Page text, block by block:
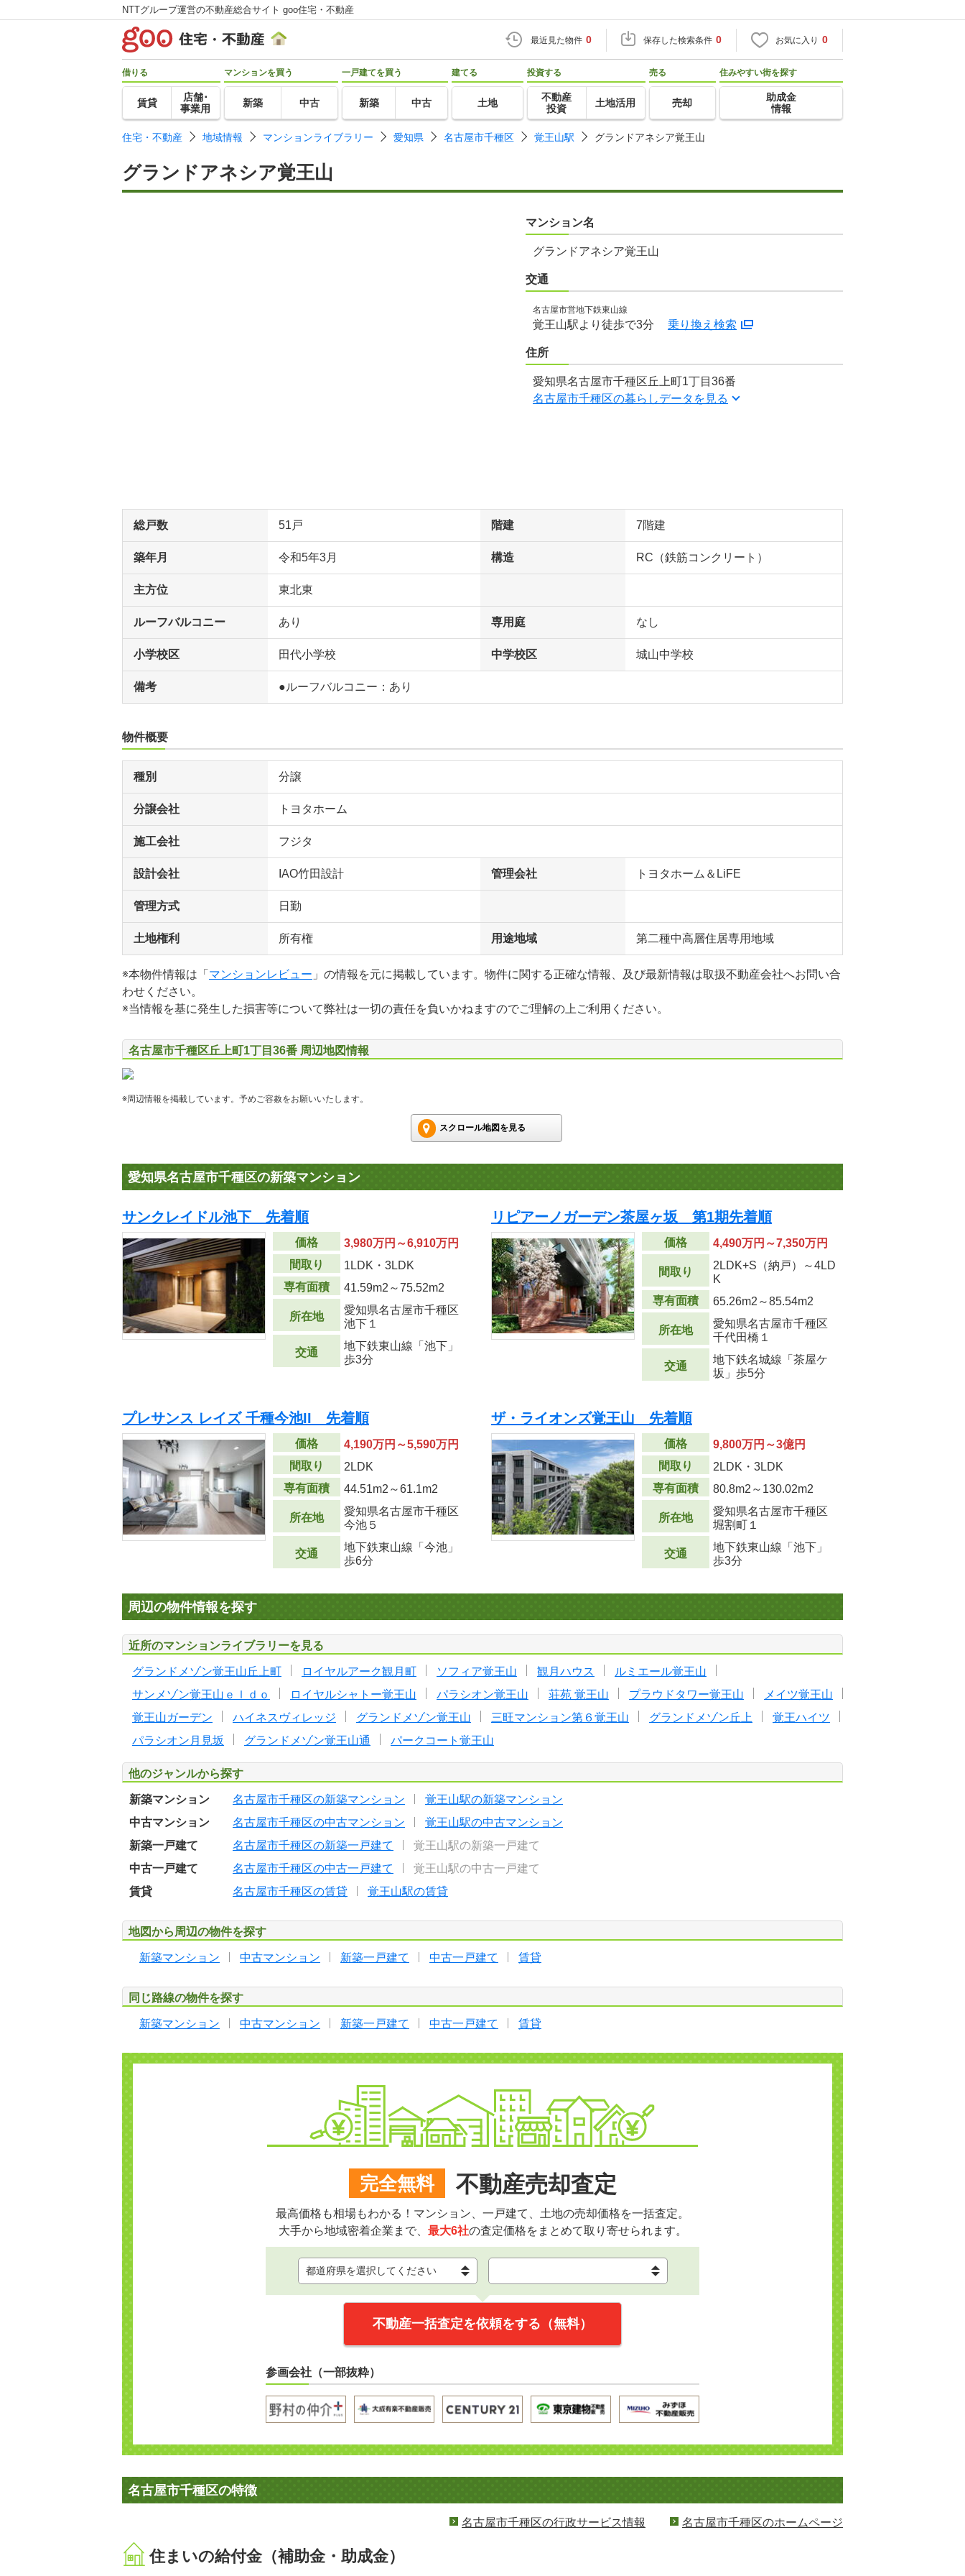
NTTグループ運営の不動産総合サイト goo住宅・不動産
最近見た物件 0 保存した検索条件 0 お気に入り 0
借りる
賃貸
店舗･
事業用
マンションを買う
新築 中古
一戸建てを買う
新築 中古
建てる
土地
投資する
不動産
投資
土地活用
売る
売却
住みやすい街を探す
助成金
情報
住宅・不動産 地域情報 マンションライブラリー 愛知県 名古屋市千種区 覚王山駅 グランドアネシア覚王山
グランドアネシア覚王山
マンション名
グランドアネシア覚王山
交通
名古屋市営地下鉄東山線
覚王山駅より徒歩で3分 乗り換え検索
住所
愛知県名古屋市千種区丘上町1丁目36番
名古屋市千種区の暮らしデータを見る
総戸数 51戸 階建 7階建
築年月 令和5年3月 構造 RC（鉄筋コンクリート）
主方位 東北東
ルーフバルコニー あり 専用庭 なし
小学校区 田代小学校 中学校区 城山中学校
備考 ●ルーフバルコニー：あり
物件概要
種別 分譲
分譲会社 トヨタホーム
施工会社 フジタ
設計会社 IAO竹田設計 管理会社 トヨタホーム＆LiFE
管理方式 日勤
土地権利 所有権 用途地域 第二種中高層住居専用地域
※本物件情報は「 マンションレビュー 」の情報を元に掲載しています。物件に関する正確な情報、及び最新情報は取扱不動産会社へお問い合
わせください。
※当情報を基に発生した損害等について弊社は一切の責任を負いかねますのでご理解の上ご利用ください。
名古屋市千種区丘上町1丁目36番 周辺地図情報
※周辺情報を掲載しています。予めご容赦をお願いいたします。
スクロール地図を見る
愛知県名古屋市千種区の新築マンション
サンクレイドル池下 先着順
価格
3,980万円～6,910万円
間取り
1LDK・3LDK
専有面積
41.59m2 ～75.52m2
所在地
愛知県名古屋市千種区
池下１
交通
地下鉄東山線「池下」
歩3分
リピアーノガーデン茶屋ヶ坂 第1期先着順
価格 4,490万円～7,350万円
間取り
2LDK+S（納戸）～4LD
K
専有面積
65.26m2 ～85.54m2
所在地
愛知県名古屋市千種区
千代田橋１
交通
地下鉄名城線「茶屋ケ
坂」歩5分
プレサンス レイズ 千種今池II 先着順
価格
4,190万円～5,590万円
間取り
2LDK
専有面積
44.51m2 ～61.1m2
所在地
愛知県名古屋市千種区
今池５
交通
地下鉄東山線「今池」
歩6分
ザ・ライオンズ覚王山 先着順
価格
9,800万円～3億円
間取り
2LDK・3LDK
専有面積
80.8m2 ～130.02m2
所在地
愛知県名古屋市千種区
堀割町１
交通
地下鉄東山線「池下」
歩3分
周辺の物件情報を探す
近所のマンションライブラリーを見る
グランドメゾン覚王山丘上町 ロイヤルアーク観月町 ソフィア覚王山 観月ハウス
ルミエール覚王山
サンメゾン覚王山ｅｌｄｏ
ロイヤルシャトー覚王山 パラシオン覚王山 荘苑 覚王山 プラウドタワー覚王山
メイツ覚王山
覚王山ガーデン
ハイネスヴィレッジ グランドメゾン覚王山 三旺マンション第６覚王山 グランドメゾン丘上
覚王ハイツ
パラシオン月見坂
グランドメゾン覚王山通 パークコート覚王山
他のジャンルから探す
新築マンション 名古屋市千種区の新築マンション
覚王山駅の新築マンション
中古マンション
名古屋市千種区の中古マンション
覚王山駅の中古マンション
新築一戸建て
名古屋市千種区の新築一戸建て
覚王山駅の新築一戸建て
中古一戸建て
名古屋市千種区の中古一戸建て
覚王山駅の中古一戸建て
賃貸
名古屋市千種区の賃貸 覚王山駅の賃貸
地図から周辺の物件を探す
新築マンション 中古マンション 新築一戸建て 中古一戸建て 賃貸
同じ路線の物件を探す
新築マンション 中古マンション 新築一戸建て 中古一戸建て 賃貸
完全無料 不動産売却査定
最高価格も相場もわかる！マンション、一戸建て、土地の売却価格を一括査定。
大手から地域密着企業まで、 最大6社の査定価格をまとめて取り寄せられます。
不動産一括査定を依頼をする（無料）
参画会社（一部抜粋）
名古屋市千種区の特徴
名古屋市千種区の行政サービス情報 名古屋市千種区のホームページ
住まいの給付金（補助金・助成金）